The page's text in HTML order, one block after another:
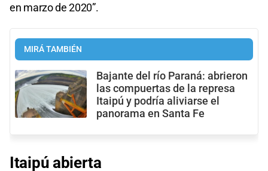
en marzo de 2020”.
MIRÁ TAMBIÉN
Bajante del río Paraná: abrieron
las compuertas de la represa
Itaipú y podría aliviarse el
panorama en Santa Fe
Itaipú abierta